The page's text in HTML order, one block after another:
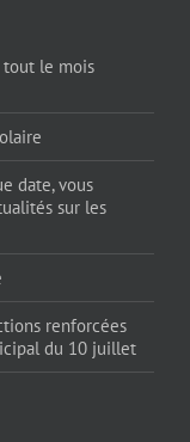
tout le mois
date, vous
sur les
renforcées
du 10 juillet